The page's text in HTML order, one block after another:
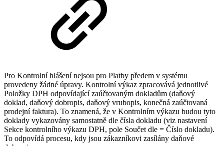
Pro Kontrolní hlášení nejsou pro Platby předem v systému
provedeny žádné úpravy. Kontrolní výkaz zpracovává jednotlivé
Položky DPH odpovídající zaúčtovaným dokladům (daňový
doklad, daňový dobropis, daňový vrubopis, konečná zaúčtovaná
prodejní faktura). To znamená, že v Kontrolním výkazu budou tyto
doklady vykazovány samostatně dle čísla dokladu (viz nastavení
Sekce kontrolního výkazu DPH, pole Součet dle = Číslo dokladu).
To odpovídá procesu, kdy jsou zákazníkovi zasílány daňové